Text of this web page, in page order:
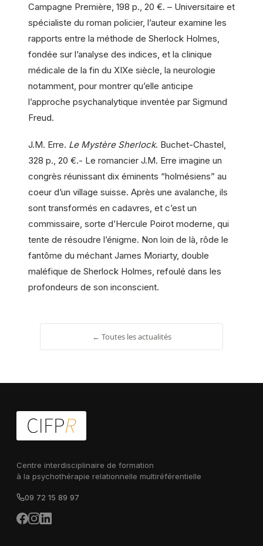
Campagne Première, 198 p., 20 €. – Universitaire et
spécialiste du roman policier, l’auteur examine les
rapports entre la méthode de Sherlock Holmes,
fondée sur l’analyse des indices, et la clinique
médicale de la fin du XIXe siècle, la neurologie
notamment, pour montrer qu’elle anticipe
l’approche psychanalytique inventée par Sigmund
Freud.
J.M. Erre. Le Mystère Sherlock. Buchet-Chastel,
328 p., 20 €.- Le romancier J.M. Erre imagine un
congrès réunissant dix éminents “holmésiens” au
coeur d’un village suisse. Après une avalanche, ils
sont transformés en cadavres, et c’est un
commissaire, sorte d’Hercule Poirot moderne, qui
tente de résoudre l’énigme. Non loin de là, rôde le
fantôme du méchant James Moriarty, double
maléfique de Sherlock Holmes, refoulé dans les
profondeurs de son inconscient.
← Toutes les actualités
Centre interdisciplinaire de formation
à la psychothérapie relationnelle multiréférentielle
09 72 15 89 97